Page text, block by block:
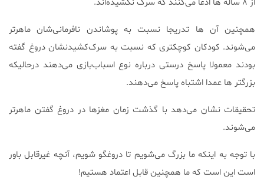
از ۸ ساله ها ادعا می‌کنند که سرک نکشیده‌اند.
همچنین آن ها تدریجا نسبت به پوشاندن نا‌فرمانی‌شان ماهر‌تر
می‌شوند. کودکان کوچکتری که نسبت به سرک‌کشیدنشان دروغ گفته
بودند معمولا پاسخ درستی درباره نوع اسباب‌بازی می‌دهند درحالیکه
بزرگتر ها عمدا اشتباه پاسخ می‌دهند.
تحقیقات نشان می‌دهد با گذشت زمان مغزها در دروغ گفتن ماهرتر
می‌شوند.
با توجه به اینکه ما بزرگ می‌شویم تا دروغگو شویم، آنچه غیرقابل باور
است این است که ما همچنین قابل اعتماد هستیم!